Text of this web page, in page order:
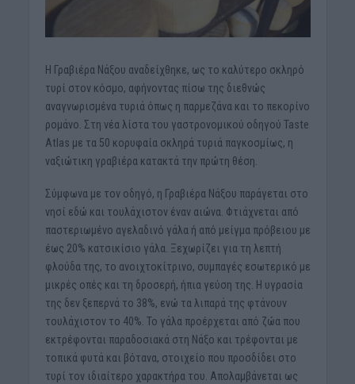
Η Γραβιέρα Νάξου αναδείχθηκε, ως το καλύτερο σκληρό
τυρί στον κόσμο, αφήνοντας πίσω της διεθνώς
αναγνωρισμένα τυριά όπως η παρμεζάνα και το πεκορίνο
ρομάνο. Στη νέα λίστα του γαστρονομικού οδηγού Taste
Atlas με τα 50 κορυφαία σκληρά τυριά παγκοσμίως, η
ναξιώτικη γραβιέρα κατακτά την πρώτη θέση.
Σύμφωνα με τον οδηγό, η Γραβιέρα Νάξου παράγεται στο
νησί εδώ και τουλάχιστον έναν αιώνα. Φτιάχνεται από
παστεριωμένο αγελαδινό γάλα ή από μείγμα πρόβειου με
έως 20% κατσικίσιο γάλα. Ξεχωρίζει για τη λεπτή
φλούδα της, το ανοιχτοκίτρινο, συμπαγές εσωτερικό με
μικρές οπές και τη δροσερή, ήπια γεύση της. Η υγρασία
της δεν ξεπερνά το 38%, ενώ τα λιπαρά της φτάνουν
τουλάχιστον το 40%. Το γάλα προέρχεται από ζώα που
εκτρέφονται παραδοσιακά στη Νάξο και τρέφονται με
τοπικά φυτά και βότανα, στοιχείο που προσδίδει στο
τυρί τον ιδιαίτερο χαρακτήρα του. Απολαμβάνεται ως